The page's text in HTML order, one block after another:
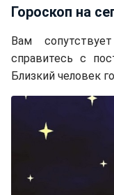
Гороскоп на
Вам
справитесь с
Близкий человек